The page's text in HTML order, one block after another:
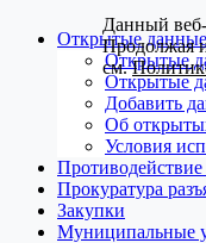
Открытые данные
Открытые
Открытые
Добавить
Об
Условия
Прокуратура
Закупки
Муниципальные
Данный веб-
Продолжая
см.